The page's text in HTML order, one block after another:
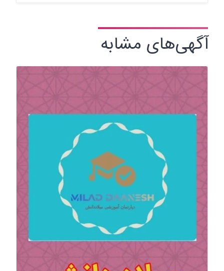
آگهی‌های مشابه